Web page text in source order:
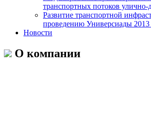
транспортных потоков улично-
Развитие транспортной
проведению Универсиады 2013
Новости
О компании